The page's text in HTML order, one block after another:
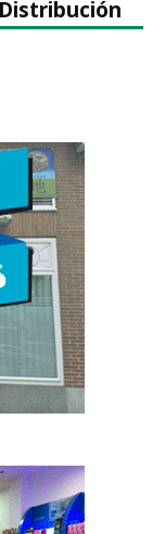
Distribución